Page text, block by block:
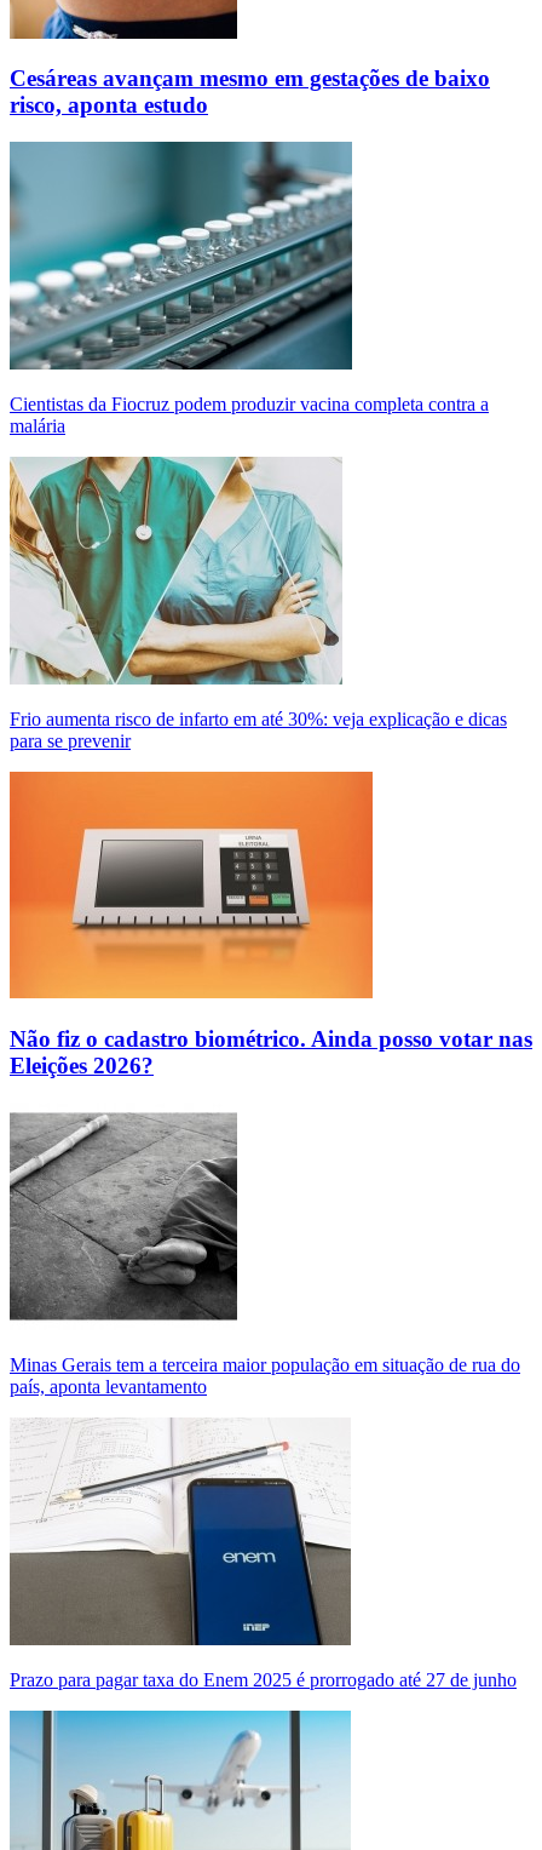
Cesáreas avançam mesmo em gestações de baixo
risco, aponta estudo
Cientistas da Fiocruz podem produzir vacina completa contra a
malária
Frio aumenta risco de infarto em até 30%: veja explicação e dicas
para se prevenir
Não fiz o cadastro biométrico. Ainda posso votar nas
Eleições 2026?
Minas Gerais tem a terceira maior população em situação de rua do
país, aponta levantamento
Prazo para pagar taxa do Enem 2025 é prorrogado até 27 de junho